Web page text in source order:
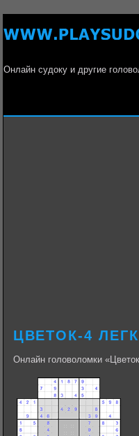
Онлайн судоку и другие
ЦВЕТОК-4
Онлайн головоломки